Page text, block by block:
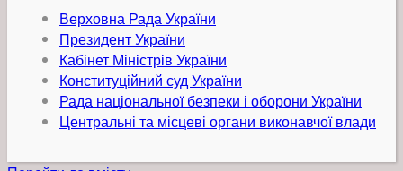
Верховна Рада України
Президент України
Кабінет Міністрів України
Конституційний суд України
Рада національної безпеки і оборони України
Центральні та місцеві органи виконавчої влади